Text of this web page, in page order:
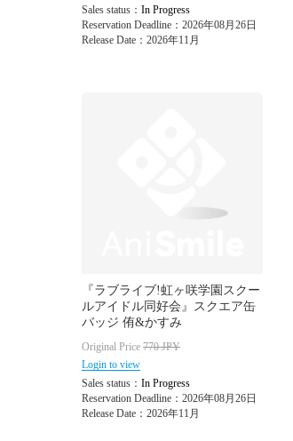
Sales status： In Progress
Reservation Deadline：2026年08月26日
Release Date：2026年11月
『ラブライブ!虹ヶ咲学園スクー
ルアイドル同好会』スクエア缶
バッジ 侑&かすみ
Original Price 770JPY
Login to view
Sales status： In Progress
Reservation Deadline：2026年08月26日
Release Date：2026年11月